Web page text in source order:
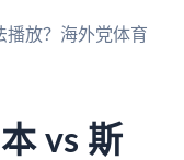
播放？海外党体育
vs 斯